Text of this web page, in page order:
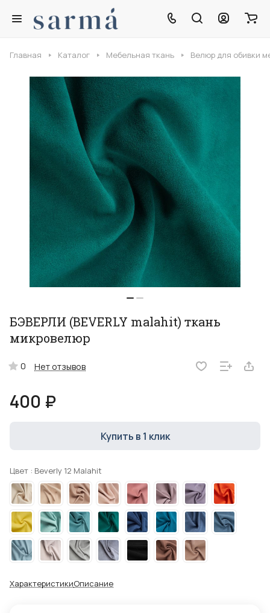
Главная Каталог Мебельная ткань Велюр для обивки
БЭВЕРЛИ (BEVERLY malahit) ткань
микровелюр
0 Нет отзывов
400 ₽
Купить в 1 клик
Цвет : Beverly 12 Malahit
ХарактеристикиОписание